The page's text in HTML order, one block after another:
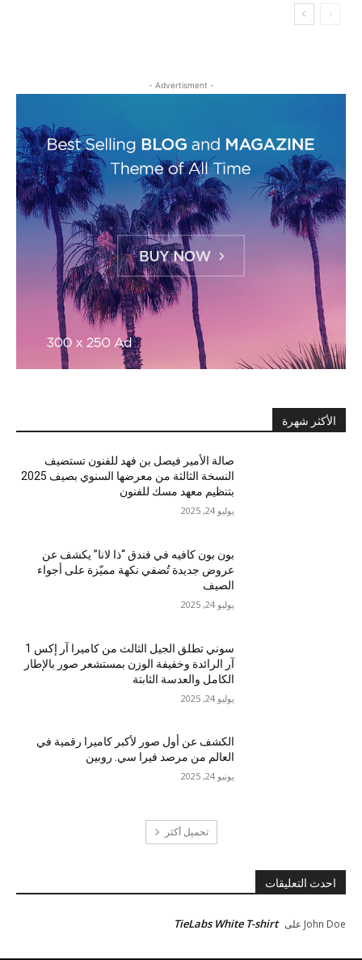
- Advertisment -
الأكثر شهرة
صالة الأمير فيصل بن فهد للفنون تستضيف
النسخة الثالثة من معرضها السنوي بصيف 2025
بتنظيم معهد مسك للفنون
يوليو 24, 2025
بون بون كافيه في فندق “ذا لانا” يكشف عن
عروض جديدة تُضفي نكهة مميّزة على أجواء
الصيف
يوليو 24, 2025
سوني تطلق الجيل الثالث من كاميرا آر إكس 1
آر الرائدة وخفيفة الوزن بمستشعر صور بالإطار
الكامل والعدسة الثابتة
يوليو 24, 2025
الكشف عن أول صور لأكبر كاميرا رقمية في
العالم من مرصد فيرا سي. روبين
يونيو 24, 2025
تحميل أكثر
احدث التعليقات
John Doe على TieLabs White T-shirt